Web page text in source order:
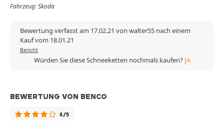
Fahrzeug: Skoda
Bewertung verfasst am 17.02.21 von walter55 nach einem
Kauf vom 18.01.21
Bericht
Würden Sie diese Schneeketten nochmals kaufen? JA
BEWERTUNG VON BENCO
4/5